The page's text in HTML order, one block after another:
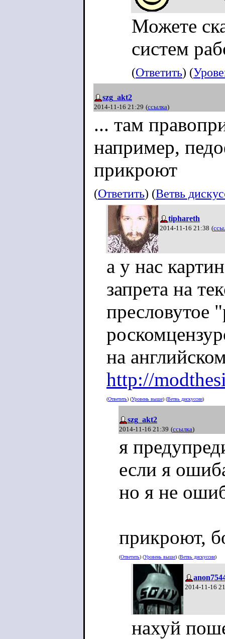
Можете
систем
(Ответить) (
szg_akt2
2014-11-16 21:29 (ссылка)
... там
например,
прикроют
(Ответить) (Ветвь
tiphareth
2014-11-16 21:38 (
а у нас
запрета на
пресловутое
на
http://
(Ответить) (Уровень выше) (Ветвь дискуссии)
szg_akt2
2014-11-16 21:39 (ссылка)
я
если я
но я не
прикроют,
(Ответить) (Уровень выше) (Ветвь дискуссии)
2014-11-16
нахуй